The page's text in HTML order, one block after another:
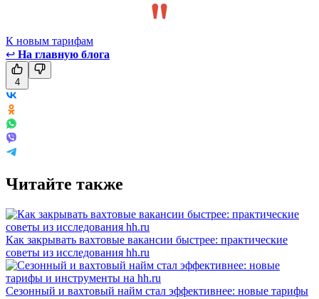
К новым тарифам
↩ На главную блога
4
Читайте также
Как закрывать вахтовые вакансии быстрее: практические
советы из исследования hh.ru
Сезонный и вахтовый найм стал эффективнее: новые тарифы